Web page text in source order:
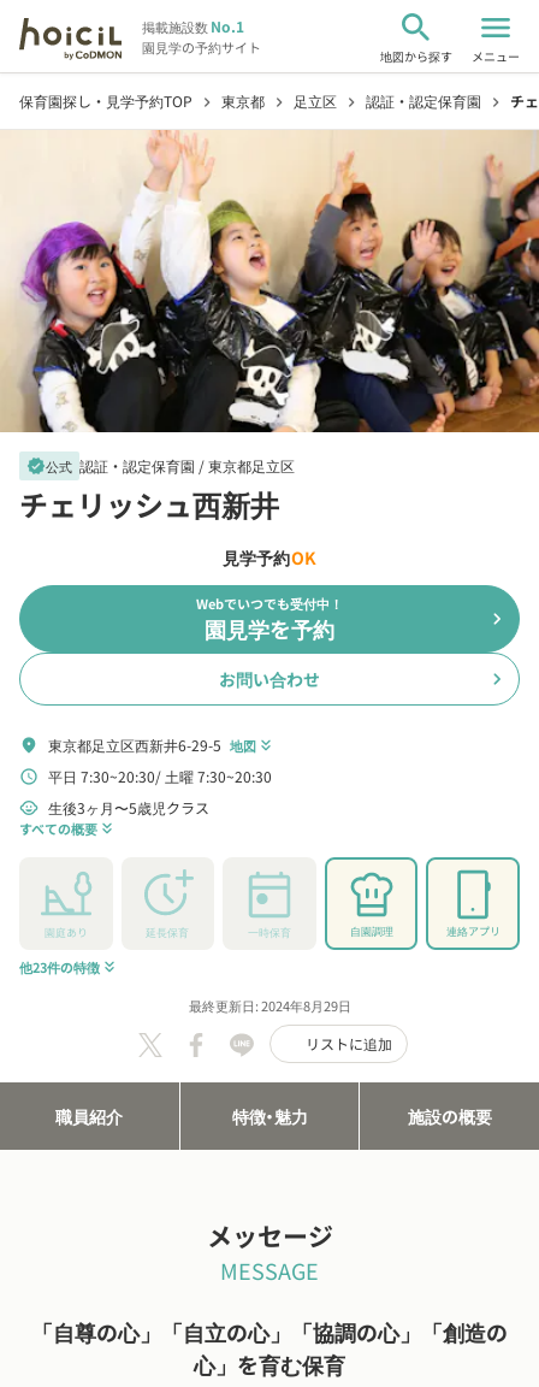
掲載施設数No.1
園見学の予約サイト
search
地図から探す
menu
メニュー
保育園探し・見学予約TOP chevron_right 東京都 chevron_right 足立区 chevron_right 認証・認定保育園 chevron_right チ
verified公式 認証・認定保育園 /東京都足立区
チェリッシュ西新井
見学予約OK
Webでいつでも受付中！
園見学を予約 chevron_right
お問い合わせ chevron_right
location_on 東京都足立区西新井6-29-5 地図 keyboard_double_arrow_down
schedule 平日 7:30~20:30 土曜 7:30~20:30
child_care 生後3ヶ月〜5歳児クラス
すべての概要 keyboard_double_arrow_down
園庭あり 延長保育 一時保育 自園調理 連絡アプリ
他23件の特徴 keyboard_double_arrow_down
最終更新日: 2024年8月29日
リストに追加
職員紹介 特徴・魅力 施設の概要
メッセージ
MESSAGE
「自尊の心」「自立の心」「協調の心」「創造の
心」を育む保育